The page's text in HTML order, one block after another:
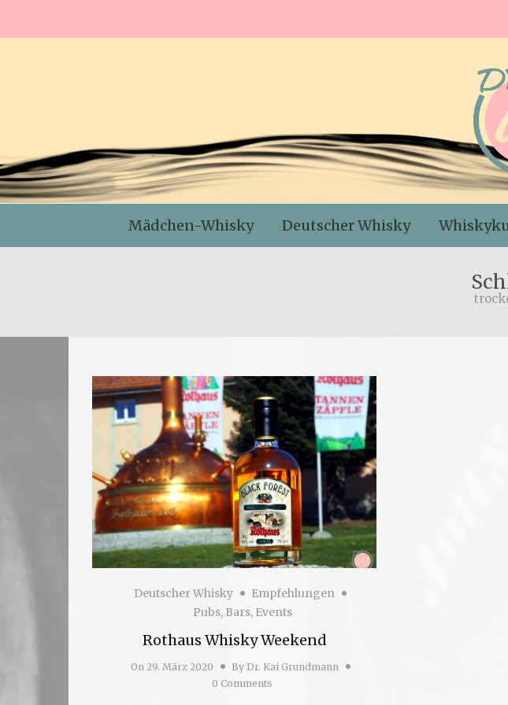
Mädchen-Whisky Deutscher Whisky
Deutscher Whisky
Empfehlungen
Pubs, Bars, Events
Rothaus Whisky Weekend
On 29. März 2020 By Dr. Kai Grundmann
0 Comments